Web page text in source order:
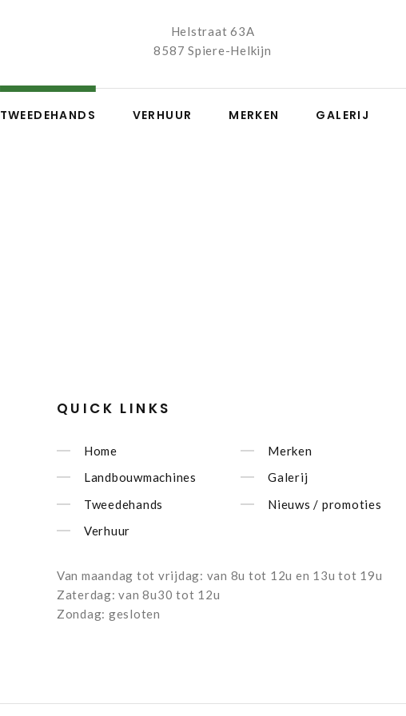
Helstraat 63A
8587 Spiere-Helkijn
TWEEDEHANDS VERHUUR MERKEN GALERIJ
QUICK LINKS
Home
Landbouwmachines
Tweedehands
Verhuur
Merken
Galerij
Nieuws / promoties
Van maandag tot vrijdag: van 8u tot 12u en 13u tot 19u
Zaterdag: van 8u30 tot 12u
Zondag: gesloten